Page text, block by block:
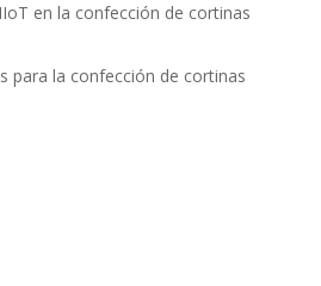
en la confección de cortinas
para la confección de cortinas